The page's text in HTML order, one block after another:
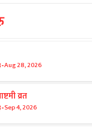
-Aug 28, 2026
व्रत
-Sep 4, 2026